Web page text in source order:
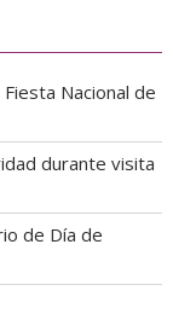
Nacional de
durante visita
de Día de